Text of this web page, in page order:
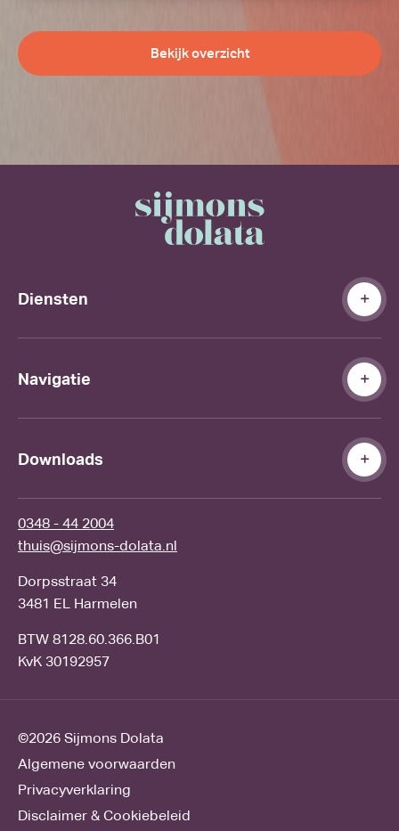
Bekijk overzicht
Diensten
Navigatie
Downloads
0348 - 44 2004
thuis@sijmons-dolata.nl
Dorpsstraat 34
3481 EL Harmelen
BTW 8128.60.366.B01
KvK 30192957
©2026 Sijmons Dolata
Algemene voorwaarden
Privacyverklaring
Disclaimer & Cookiebeleid